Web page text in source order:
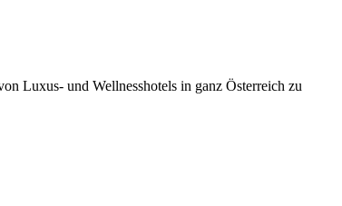
Luxus- und Wellnesshotels in ganz Österreich zu